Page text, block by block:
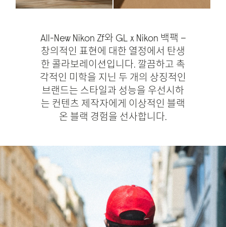
All-New Nikon Zf와 GL x Nikon 백팩 –
창의적인 표현에 대한 열정에서 탄생
한 콜라보레이션입니다. 깔끔하고 촉
각적인 미학을 지닌 두 개의 상징적인
브랜드는 스타일과 성능을 우선시하
는 컨텐츠 제작자에게 이상적인 블랙
온 블랙 경험을 선사합니다.